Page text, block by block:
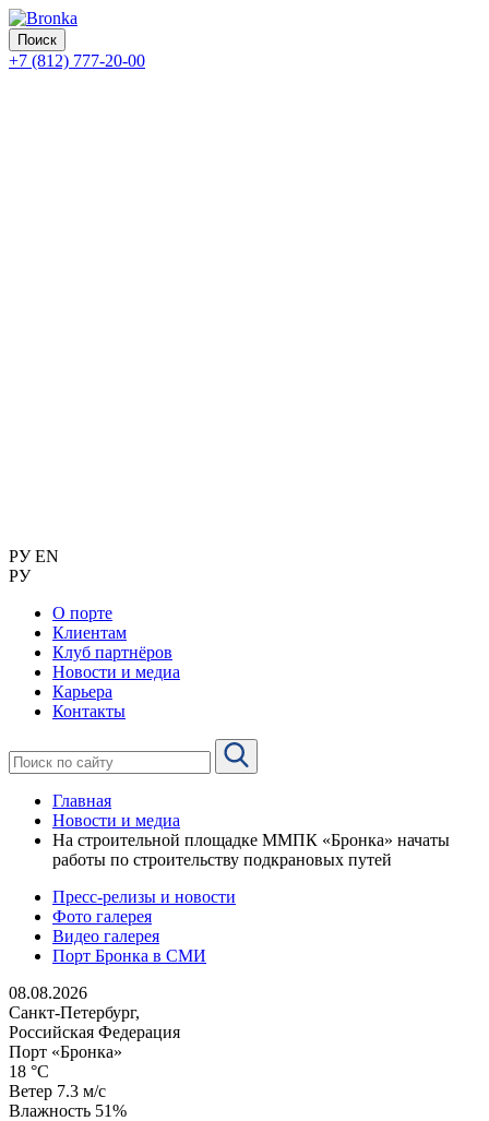
Поиск
+7 (812) 777-20-00
РУ EN
РУ
О порте
Клиентам
Клуб партнёров
Новости и медиа
Карьера
Контакты
Главная
Новости и медиа
На строительной площадке ММПК «Бронка» начаты
работы по строительству подкрановых путей
Пресс-релизы и новости
Фото галерея
Видео галерея
Порт Бронка в СМИ
08.08.2026
Санкт-Петербург,
Российская Федерация
Порт «Бронка»
18 °C
Ветер 7.3 м/с
Влажность 51%